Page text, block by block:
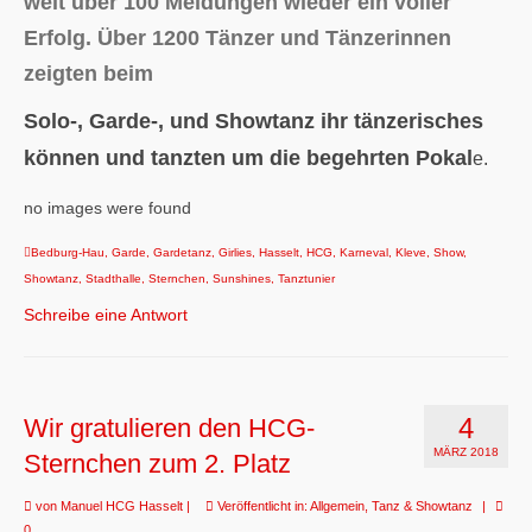
Erfolg. Über 1200 Tänzer und Tänzerinnen
zeigten beim
Solo-, Garde-, und Showtanz ihr tänzerisches
können und tanzten um die begehrten Pokal e.
no images were found
Bedburg-Hau Garde Gardetanz Girlies Hasselt HCG Karneval Kleve Show,
Showtanz Stadthalle Sternchen Sunshines Tanztunier
Schreibe eine Antwort
4
MÄRZ 2018
Wir gratulieren den HCG-
Sternchen zum 2. Platz
von Manuel HCG Hasselt | Veröffentlicht in: Allgemein Tanz & Showtanz
|